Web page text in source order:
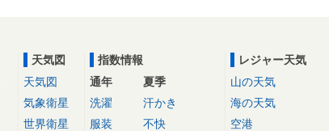
天気図
天気図
気象衛星
世界衛星
指数情報
通年
洗濯
服装
夏季
汗かき
不快
レジャー天気
山の天気
海の天気
空港